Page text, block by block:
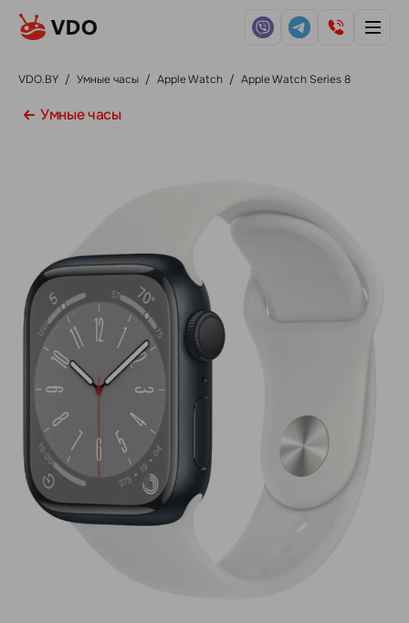
VDO.BY / Умные часы / Apple Watch / Apple Watch Series 8
Умные часы